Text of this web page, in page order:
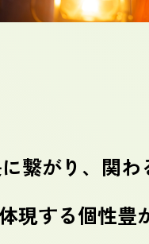
繋がり、関
現する個性